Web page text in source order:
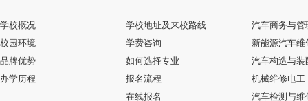
学校概况
校园环境
品牌优势
办学历程
学校地址及来校路线
学费咨询
如何选择专业
报名流程
在线报名
汽车商务与管
新能源汽车维
汽车构造与装
机械维修电工
汽车检测与维